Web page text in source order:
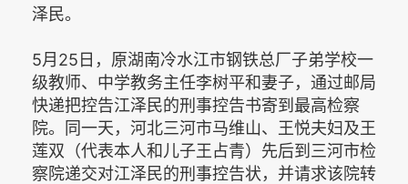
泽民。
5月25日，原湖南冷水江市钢铁总厂子弟学校一
级教师、中学教务主任李树平和妻子，通过邮局
快递把控告江泽民的刑事控告书寄到最高检察
院。同一天，河北三河市马维山、王悦夫妇及王
莲双（代表本人和儿子王占青）先后到三河市检
察院递交对江泽民的刑事控告状，并请求该院转